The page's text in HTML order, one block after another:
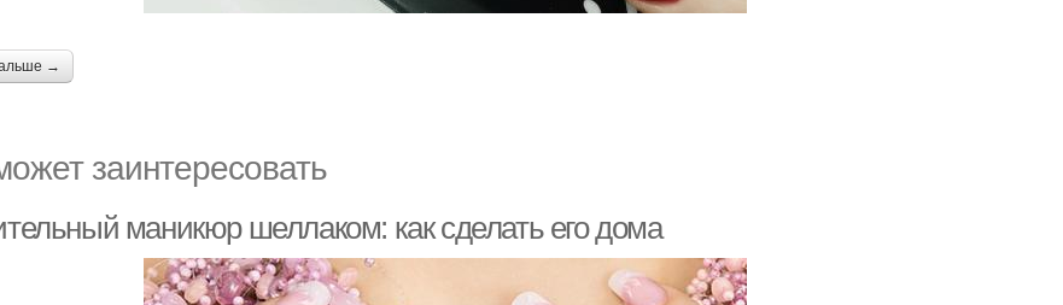
→
заинтересовать
маникюр шеллаком: как сделать его дома